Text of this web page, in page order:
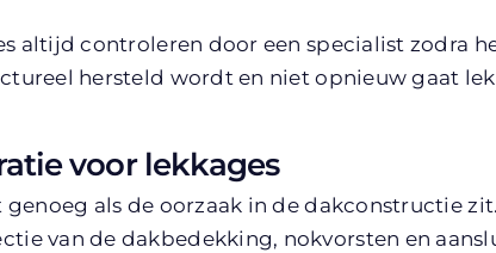
altijd controleren door een specialist zodra
hersteld wordt en niet opnieuw gaat
voor lekkages
als de oorzaak in de dakconstructie
van de dakbedekking, nokvorsten en